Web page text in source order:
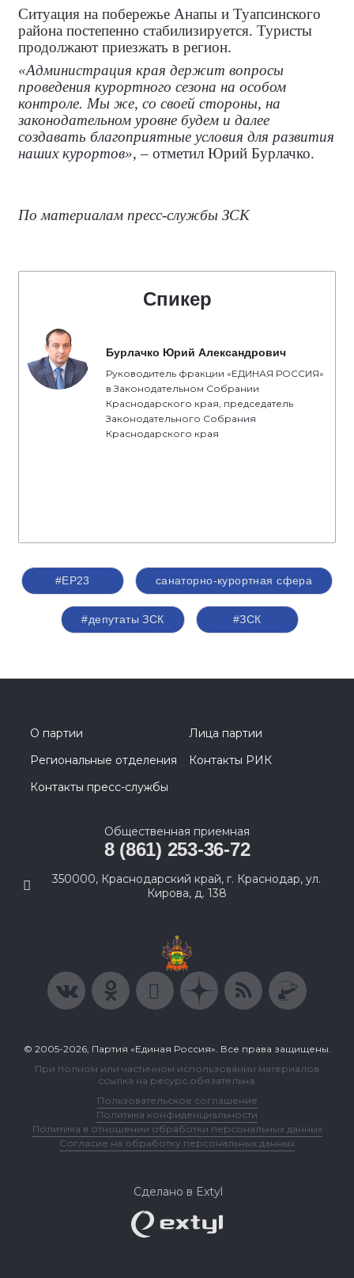
Ситуация на побережье Анапы и Туапсинского
района постепенно стабилизируется. Туристы
продолжают приезжать в регион.
«Администрация края держит вопросы
проведения курортного сезона на особом
контроле. Мы же, со своей стороны, на
законодательном уровне будем и далее
создавать благоприятные условия для развития
наших курортов», – отметил Юрий Бурлачко.
По материалам пресс-службы ЗСК
Спикер
Бурлачко Юрий Александрович
Руководитель фракции «ЕДИНАЯ РОССИЯ»
в Законодательном Собрании
Краснодарского края, председатель
Законодательного Собрания
Краснодарского края
#ЕР23 санаторно-курортная сфера
#депутаты ЗСК #ЗСК
О партии
Лица партии
Региональные отделения
Контакты РИК
Контакты пресс-службы
Общественная приемная
8 (861) 253-36-72
350000, Краснодарский край, г. Краснодар, ул.
Кирова, д. 138
© 2005-2026, Партия «Единая Россия». Все права защищены.
При полном или частичном использовании материалов
ссылка на ресурс обязательна.
Пользовательское соглашение
Политика конфиденциальности
Политика в отношении обработки персональных данных
Согласие на обработку персональных данных
Сделано в Extyl